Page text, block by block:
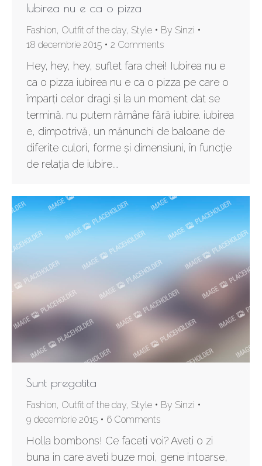
Iubirea nu e ca o pizza
Fashion, Outfit of the day, Style By Sinzi
18 decembrie 2015
2 Comments
Hey, hey, hey, suflet fara chei! Iubirea nu e
ca o pizza iubirea nu e ca o pizza pe care o
împarți celor dragi și la un moment dat se
termină. nu putem rămâne fără iubire. iubirea
e, dimpotrivă, un mănunchi de baloane de
diferite culori, forme și dimensiuni, în funcție
de relația de iubire.…
Sunt pregatita
Fashion, Outfit of the day, Style By Sinzi
9 decembrie 2015
6 Comments
Holla bombons! Ce faceti voi? Aveti o zi
buna in care aveti buze moi, gene intoarse,